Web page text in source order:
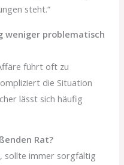
steht.“
weniger problematisch
führt oft zu
die Situation
lässt sich häufig
Rat?
sollte immer sorgfältig